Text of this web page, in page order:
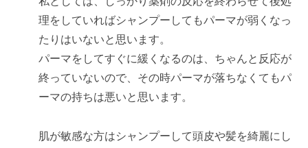
理をしていればシャンプーしてもパーマが弱くなっ
たりはいないと思います。
パーマをしてすぐに緩くなるのは、ちゃんと反応が
終っていないので、その時パーマが落ちなくてもパ
ーマの持ちは悪いと思います。
肌が敏感な方はシャンプーして頭皮や髪を綺麗にし